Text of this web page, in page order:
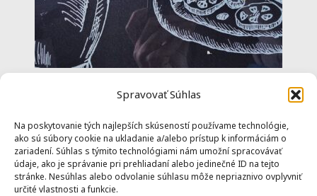
Spravovať Súhlas
Na poskytovanie tých najlepších skúseností používame technológie,
ako sú súbory cookie na ukladanie a/alebo prístup k informáciám o
zariadení. Súhlas s týmito technológiami nám umožní spracovávať
údaje, ako je správanie pri prehliadaní alebo jedinečné ID na tejto
stránke. Nesúhlas alebo odvolanie súhlasu môže nepriaznivo ovplyvniť
určité vlastnosti a funkcie.
Camembert zapekaný s cesnakom medom
a cherry paradajkami